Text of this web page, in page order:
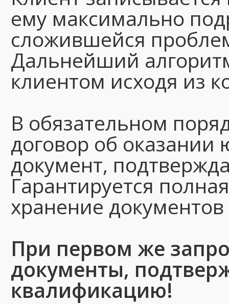
ему максимально
сложившейся
Дальнейший
клиентом исходя из
В обязательном
договор об оказании
документ,
Гарантируется
хранение
При первом же
документы,
квалификацию!